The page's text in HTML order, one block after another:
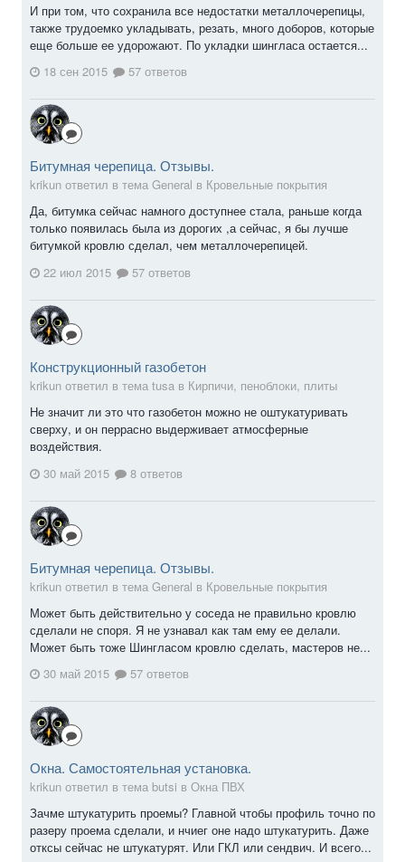
И при том, что сохранила все недостатки металлочерепицы,
также трудоемко укладывать, резать, много доборов, которые
еще больше ее удорожают. По укладки шингласа остается...
18 сен 2015
57 ответов
Битумная черепица. Отзывы.
krikun ответил в тема General в Кровельные покрытия
Да, битумка сейчас намного доступнее стала, раньше когда
только появилась была из дорогих ,а сейчас, я бы лучше
битумкой кровлю сделал, чем металлочерепицей.
22 июл 2015
57 ответов
Конструкционный газобетон
krikun ответил в тема tusa в Кирпичи, пеноблоки, плиты
Не значит ли это что газобетон можно не оштукатуривать
сверху, и он перрасно выдерживает атмосферные
воздействия.
30 май 2015
8 ответов
Битумная черепица. Отзывы.
krikun ответил в тема General в Кровельные покрытия
Может быть действительно у соседа не правильно кровлю
сделали не споря. Я не узнавал как там ему ее делали.
Может быть тоже Шингласом кровлю сделать, мастеров не...
30 май 2015
57 ответов
Окна. Самостоятельная установка.
krikun ответил в тема butsi в Окна ПВХ
Зачме штукатурить проемы? Главной чтобы профиль точно по
разеру проема сделали, и нчиег оне надо штукатурить. Даже
отксы сейчас не штукатурят. Или ГКЛ или сендвич. И всего...